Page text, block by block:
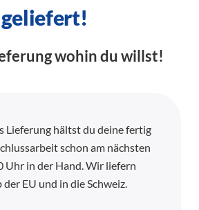
geliefert!
wohin du willst!
Lieferung hältst du deine fertig
schon am nächsten
Uhr in der Hand. Wir liefern
EU und in die Schweiz.